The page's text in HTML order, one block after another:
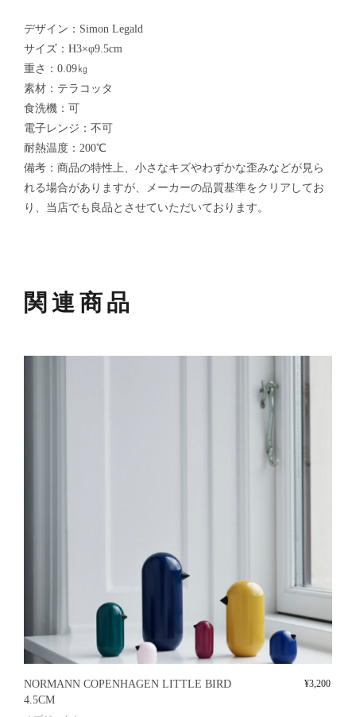
デザイン：Simon Legald
サイズ：H3×φ9.5cm
重さ：0.09㎏
素材：テラコッタ
食洗機：可
電子レンジ：不可
耐熱温度：200℃
備考：商品の特性上、小さなキズやわずかな歪みなどが見ら
れる場合がありますが、メーカーの品質基準をクリアしてお
り、当店でも良品とさせていただいております。
関連商品
NORMANN COPENHAGEN LITTLE BIRD
4.5CM
¥3,200